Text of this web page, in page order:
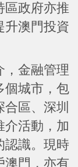
區政府亦推
升澳門投資
，金融管理
個城市，包
區、深圳
介活動，加
認識。現時
澳門，亦有